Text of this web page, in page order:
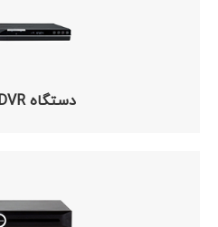
دستگاه DVR ال جی